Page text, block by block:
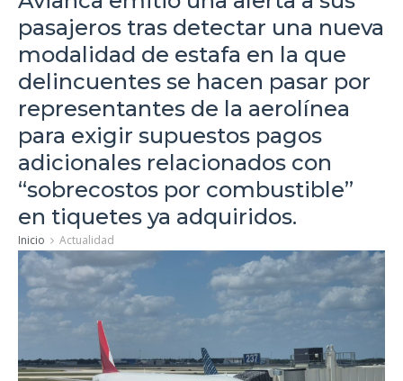
pasajeros tras detectar una nueva
modalidad de estafa en la que
delincuentes se hacen pasar por
representantes de la aerolínea
para exigir supuestos pagos
adicionales relacionados con
“sobrecostos por combustible”
en tiquetes ya adquiridos.
Inicio Actualidad